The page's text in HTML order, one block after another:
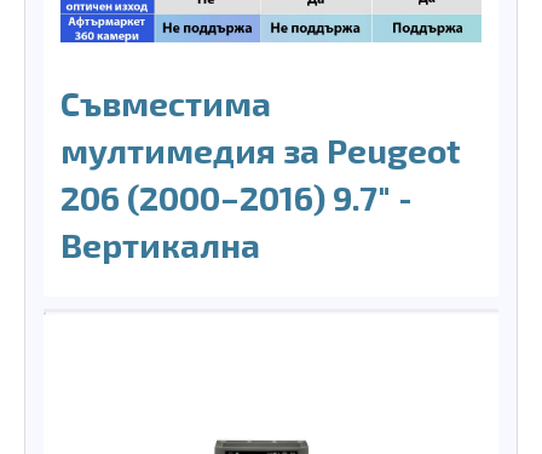
Съвместима
мултимедия за Peugeot
206 (2000–2016) 9.7″ -
Вертикална